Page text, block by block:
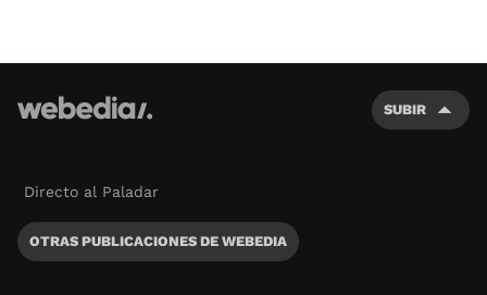
SUBIR
Directo al Paladar
OTRAS PUBLICACIONES DE WEBEDIA